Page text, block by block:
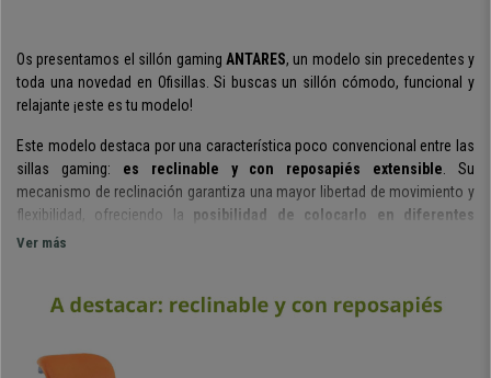
Os presentamos el sillón gaming ANTARES, un modelo sin precedentes y
toda una novedad en Ofisillas. Si buscas un sillón cómodo, funcional y
relajante ¡este es tu modelo!
Este modelo destaca por una característica poco convencional entre las
sillas gaming: es reclinable y con reposapiés extensible . Su
mecanismo de reclinación garantiza una mayor libertad de movimiento y
flexibilidad, ofreciendo la posibilidad de colocarlo en diferentes
posiciones.
sillas, conseguirás un mayor grado de confort. Gracias a este accesorio
Ver más